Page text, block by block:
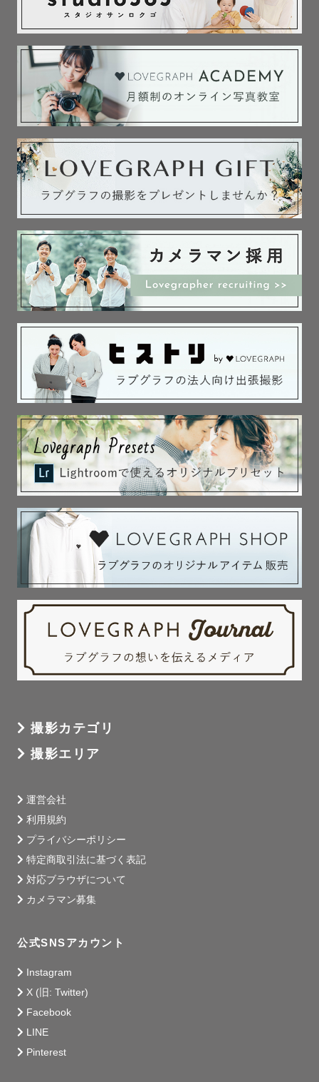
撮影カテゴリ
撮影エリア
運営会社
利用規約
プライバシーポリシー
特定商取引法に基づく表記
対応ブラウザについて
カメラマン募集
公式SNSアカウント
Instagram
X (旧: Twitter)
Facebook
LINE
Pinterest